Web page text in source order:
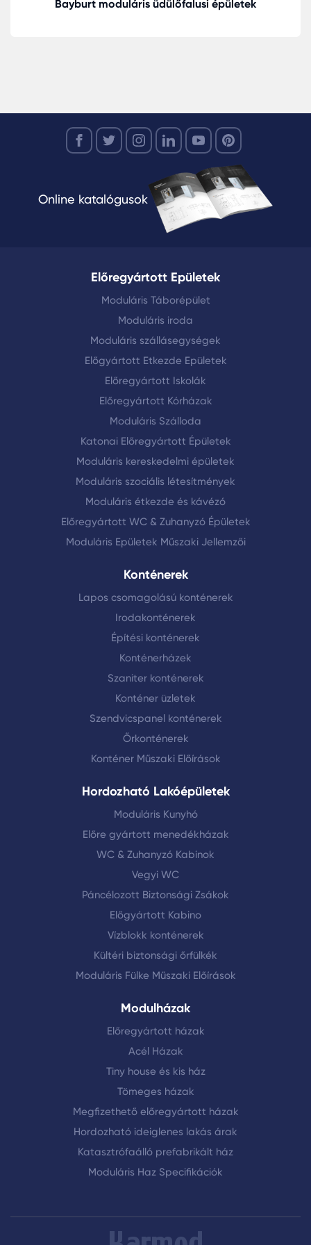
Bayburt moduláris üdülőfalusi épületek
Online katalógusok
Előregyártott Epületek
Moduláris Táborépület
Moduláris iroda
Moduláris szállásegységek
Előgyártott Etkezde Epületek
Előregyártott Iskolák
Előregyártott Kórházak
Moduláris Szálloda
Katonai Előregyártott Épületek
Moduláris kereskedelmi épületek
Moduláris szociális létesítmények
Moduláris étkezde és kávézó
Előregyártott WC & Zuhanyzó Épületek
Moduláris Epületek Műszaki Jellemzői
Konténerek
Lapos csomagolású konténerek
Irodakonténerek
Építési konténerek
Konténerházek
Szaniter konténerek
Konténer üzletek
Szendvicspanel konténerek
Őrkonténerek
Konténer Műszaki Előírások
Hordozható Lakóépületek
Moduláris Kunyhó
Előre gyártott menedékházak
WC & Zuhanyzó Kabinok
Vegyi WC
Páncélozott Biztonsági Zsákok
Előgyártott Kabino
Vízblokk konténerek
Kültéri biztonsági őrfülkék
Moduláris Fülke Műszaki Előírások
Modulházak
Előregyártott házak
Acél Házak
Tiny house és kis ház
Tömeges házak
Megfizethető előregyártott házak
Hordozható ideiglenes lakás árak
Katasztrófaálló prefabrikált ház
Moduláris Haz Specifikációk